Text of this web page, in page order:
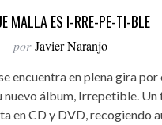
MALLA ES I-RRE-PE-TI-BLE
por Javier Naranjo
encuentra en plena gira por
nuevo álbum, Irrepetible.
en CD y DVD, recogiendo